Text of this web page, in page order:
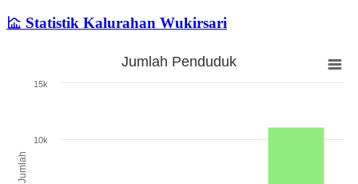
Statistik Kalurahan Wukirsari
The chart has 1 Y axis displaying Jumlah. Range: 0 to 15000.
Jumlah
Jumlah Penduduk
10k
15k